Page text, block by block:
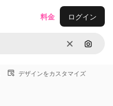
消去 画像で
料金 ログイン
デザインをカスタマイズ